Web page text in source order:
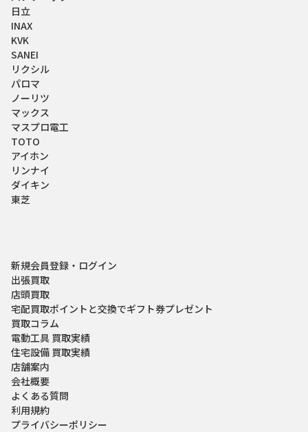
日立
INAX
KVK
SANEI
リクシル
パロマ
ノーリツ
マックス
マスプロ電工
TOTO
アイホン
リンナイ
ダイキン
東芝
新規会員登録・ログイン
出張買取
店頭買取
宅配買取ポイントと交換でギフト券プレゼント
買取コラム
電動工具 買取実績
住宅設備 買取実績
店舗案内
会社概要
よくある質問
利用規約
プライバシーポリシー